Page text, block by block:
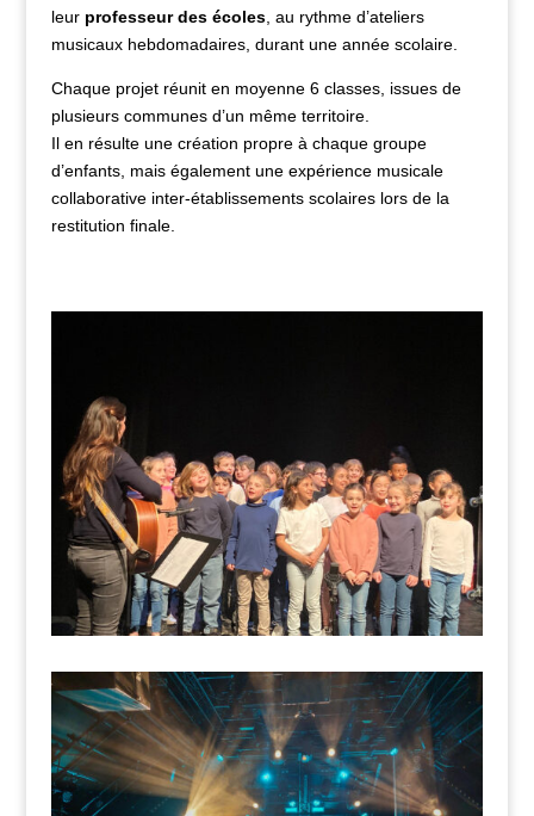
leur professeur des écoles, au rythme d’ateliers
musicaux hebdomadaires, durant une année scolaire.
Chaque projet réunit en moyenne 6 classes, issues de
plusieurs communes d’un même territoire.
Il en résulte une création propre à chaque groupe
d’enfants, mais également une expérience musicale
collaborative inter-établissements scolaires lors de la
restitution finale.